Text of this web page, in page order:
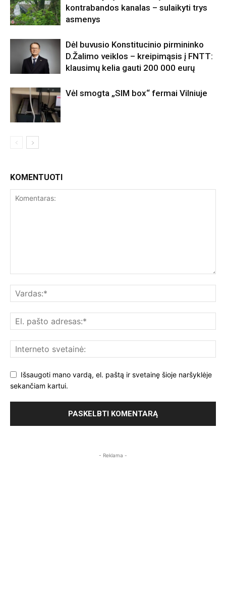
kontrabandos kanalas – sulaikyti trys
asmenys
Dėl buvusio Konstitucinio pirmininko
D.Žalimo veiklos – kreipimąsis į FNTT:
klausimų kelia gauti 200 000 eurų
Vėl smogta „SIM box“ fermai Vilniuje
KOMENTUOTI
Išsaugoti mano vardą, el. paštą ir svetainę šioje naršyklėje
sekančiam kartui.
- Reklama -